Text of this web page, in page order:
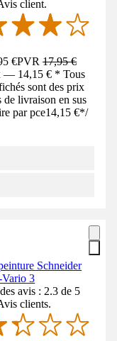
client.
€PVR17,95 €
— 14,15 € * Tous
sont des prix
livraison en sus
par pce14,15 €*/
Schneider
3
avis : 2.3 de 5
clients.